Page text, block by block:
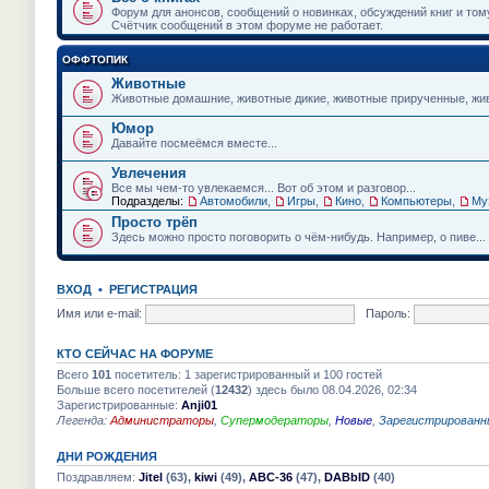
и
ю
Форум для анонсов, сообщений о новинках, обсуждений книг и
Счётчик сообщений в этом форуме не работает.
ОФФТОПИК
Животные
Животные домашние, животные дикие, животные прирученные,
Юмор
Давайте посмеёмся вместе...
Увлечения
Все мы чем-то увлекаемся... Вот об этом и разговор...
Подразделы:
Автомобили Игры Кино Компьютеры
Просто трёп
Здесь можно просто поговорить о чём-нибудь. Например, о пиве...
ВХОД • РЕГИСТРАЦИЯ
Имя или e-mail:
Пароль:
КТО СЕЙЧАС НА ФОРУМЕ
Всего 101 посетитель: 1 зарегистрированный и 100 гостей
Больше всего посетителей (12432) здесь было 08.04.2026, 02:34
Зарегистрированные: Anji01
Легенда: Администраторы Супермодераторы Новые
ДНИ РОЖДЕНИЯ
Поздравляем: Jitel (63), kiwi (49), АВС-36 (47), DABbID (40)